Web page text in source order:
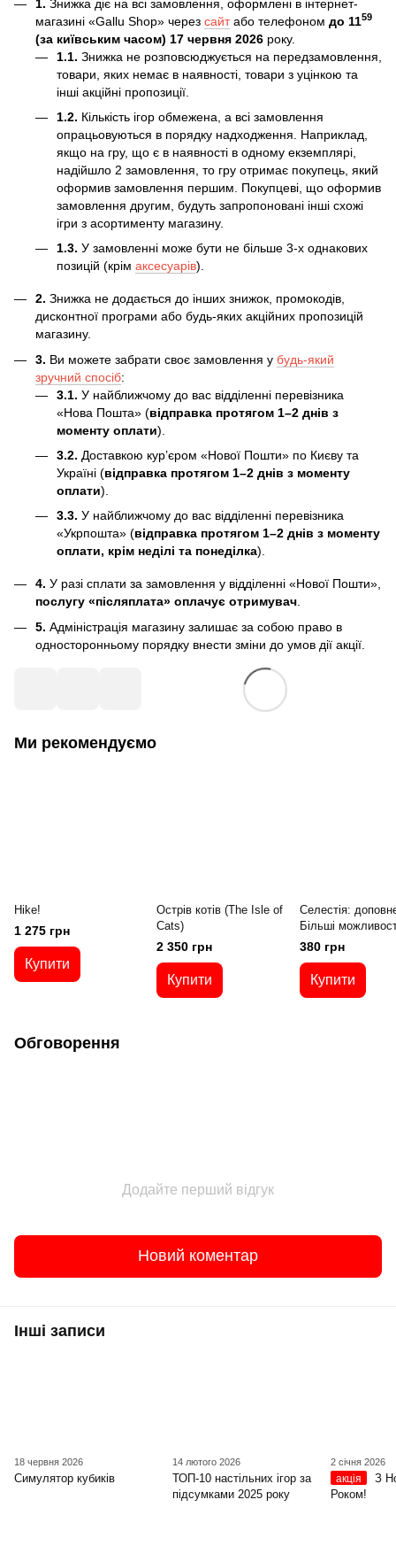
1. Знижка діє на всі замовлення, оформлені в інтернет-
магазині «Gallu Shop» через сайтабо телефоном до 1159
(за київським часом) 17 червня 2026 року.
1.1. Знижка не розповсюджується на передзамовлення,
товари, яких немає в наявності, товари з уцінкою та
інші акційні пропозиції.
1.2. Кількість ігор обмежена, а всі замовлення
опрацьовуються в порядку надходження. Наприклад,
якщо на гру, що є в наявності в одному екземплярі,
надійшло 2 замовлення, то гру отримає покупець, який
оформив замовлення першим. Покупцеві, що оформив
замовлення другим, будуть запропоновані інші схожі
ігри з асортименту магазину.
1.3. У замовленні може бути не більше 3-х однакових
позицій (крім аксесуарів).
2. Знижка не додається до інших знижок, промокодів,
дисконтної програми або будь-яких акційних пропозицій
магазину.
3. Ви можете забрати своє замовлення у будь-який
зручний спосіб:
3.1. У найближчому до вас відділенні перевізника
«Нова Пошта» (відправка протягом 1–2 днів з
моменту оплати).
3.2. Доставкою кур’єром «Нової Пошти» по Києву та
Україні (відправка протягом 1–2 днів з моменту
оплати).
3.3. У найближчому до вас відділенні перевізника
«Укрпошта» (відправка протягом 1–2 днів з моменту
оплати, крім неділі та понеділка).
4. У разі сплати за замовлення у відділенні «Нової Пошти»,
послугу «післяплата» оплачує отримувач.
5. Адміністрація магазину залишає за собою право в
односторонньому порядку внести зміни до умов дії акції.
Ми рекомендуємо
Hike!
1 275 грн
Купити
Острів котів (The Isle of
Cats)
2 350 грн
Купити
Селестія:
Більші
380 грн
Купити
Обговорення
Додайте перший відгук
Новий коментар
Інші записи
18 червня 2026
Симулятор кубиків
14 лютого 2026
ТОП-10 настільних ігор за
підсумками 2025 року
2 січня 2026
акція
З
Роком!